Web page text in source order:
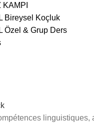
Bireysel Koçluk
Özel & Grup Ders
linguistiques,